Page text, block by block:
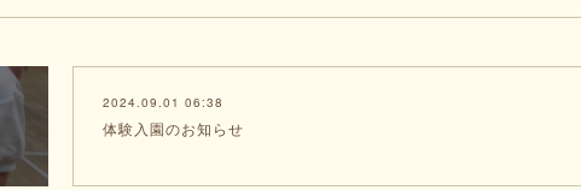
2024.09.01 06:38
体験入園のお知らせ